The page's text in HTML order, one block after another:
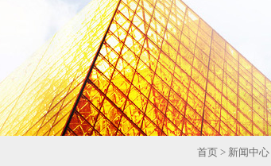
首页 > 新闻中心